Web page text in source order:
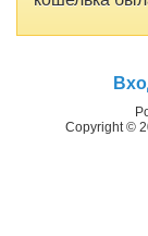
Copyright ©